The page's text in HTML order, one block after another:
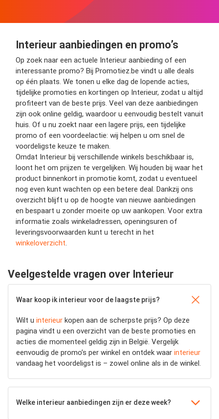
Interieur aanbiedingen en promo’s
Op zoek naar een actuele Interieur aanbieding of een
interessante promo? Bij Promotiez.be vindt u alle deals
op één plaats. We tonen u elke dag de lopende acties,
tijdelijke promoties en kortingen op Interieur, zodat u altijd
profiteert van de beste prijs. Veel van deze aanbiedingen
zijn ook online geldig, waardoor u eenvoudig bestelt vanuit
huis. Of u nu zoekt naar een lagere prijs, een tijdelijke
promo of een voordeelactie: wij helpen u om snel de
voordeligste keuze te maken.
Omdat Interieur bij verschillende winkels beschikbaar is,
loont het om prijzen te vergelijken. Wij houden bij waar het
product binnenkort in promotie komt, zodat u eventueel
nog even kunt wachten op een betere deal. Dankzij ons
overzicht blijft u op de hoogte van nieuwe aanbiedingen
en bespaart u zonder moeite op uw aankopen. Voor extra
informatie zoals winkeladressen, openingsuren of
leveringsvoorwaarden kunt u terecht in het
winkeloverzicht
Veelgestelde vragen over Interieur
Waar koop ik interieur voor de laagste prijs?
Wilt u interieur kopen aan de scherpste prijs? Op deze
pagina vindt u een overzicht van de beste promoties en
acties die momenteel geldig zijn in België. Vergelijk
eenvoudig de promo’s per winkel en ontdek waar interieur
vandaag het voordeligst is – zowel online als in de winkel.
Welke interieur aanbiedingen zijn er deze week?